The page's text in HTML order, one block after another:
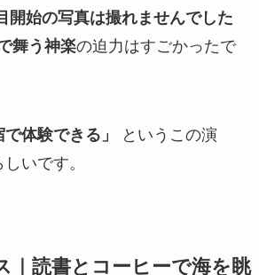
開始の写真は撮れませんでした
舞う神楽の迫力はすごかったで
体験できる」
というこの演
いです。
｜読書とコーヒーで海を眺